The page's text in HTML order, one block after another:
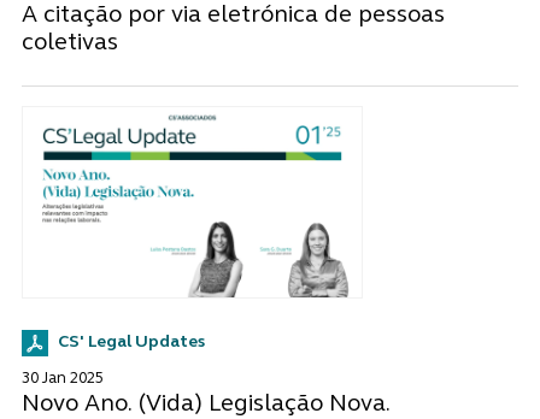
A citação por via eletrónica de pessoas
coletivas
CS' Legal Updates
30 Jan 2025
Novo Ano. (Vida) Legislação Nova.